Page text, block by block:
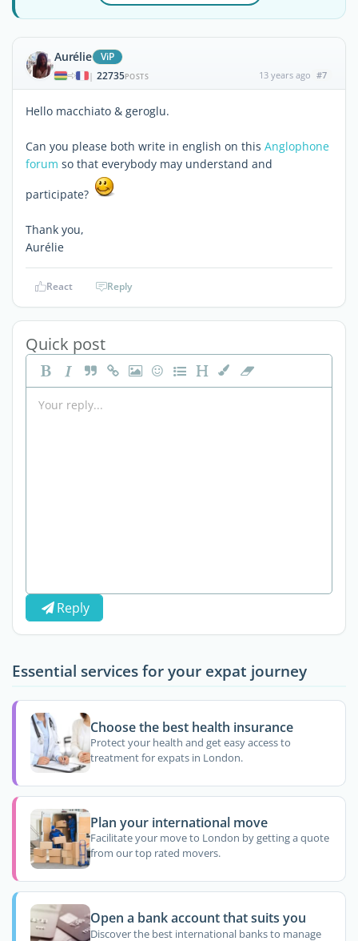
Aurélie ViP
| 22735POSTS 13 years ago #7
Hello macchiato & geroglu.
Can you please both write in english on this Anglophone
forum so that everybody may understand and
participate?
Thank you,
Aurélie
React Reply
Quick post
Reply
Essential services for your expat journey
Choose the best health insurance
Protect your health and get easy access to
treatment for expats in London.
Plan your international move
Facilitate your move to London by getting a quote
from our top rated movers.
Open a bank account that suits you
Discover the best international banks to manage